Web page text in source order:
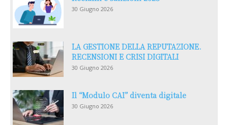
30 Giugno 2026
LA GESTIONE DELLA REPUTAZIONE.
RECENSIONI E CRISI DIGITALI
30 Giugno 2026
Il “Modulo CAI” diventa digitale
30 Giugno 2026